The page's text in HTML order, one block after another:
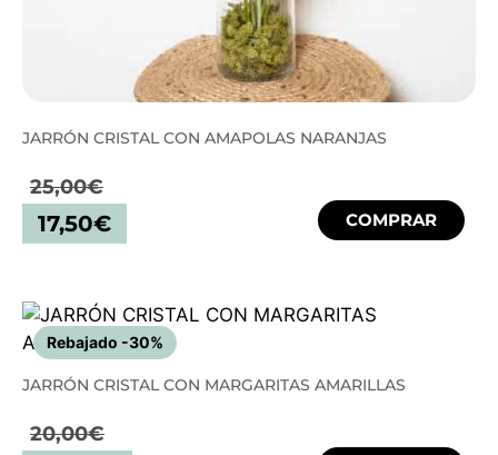
JARRÓN CRISTAL CON AMAPOLAS NARANJAS
25,00€
17,50€ COMPRAR
Rebajado -30%
JARRÓN CRISTAL CON MARGARITAS AMARILLAS
20,00€